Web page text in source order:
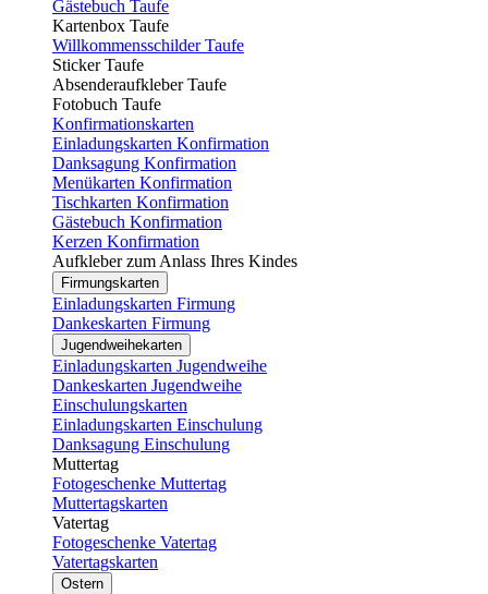
Gästebuch Taufe
Kartenbox Taufe
Willkommensschilder Taufe
Sticker Taufe
Absenderaufkleber Taufe
Fotobuch Taufe
Konfirmationskarten
Einladungskarten Konfirmation
Danksagung Konfirmation
Menükarten Konfirmation
Tischkarten Konfirmation
Gästebuch Konfirmation
Kerzen Konfirmation
Aufkleber zum Anlass Ihres Kindes
Firmungskarten
Einladungskarten Firmung
Dankeskarten Firmung
Jugendweihekarten
Einladungskarten Jugendweihe
Dankeskarten Jugendweihe
Einschulungskarten
Einladungskarten Einschulung
Danksagung Einschulung
Muttertag
Fotogeschenke Muttertag
Muttertagskarten
Vatertag
Fotogeschenke Vatertag
Vatertagskarten
Ostern